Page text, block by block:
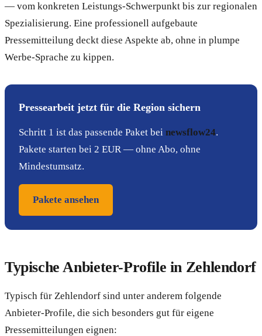
— vom konkreten Leistungs-Schwerpunkt bis zur regionalen
Spezialisierung. Eine professionell aufgebaute
Pressemitteilung deckt diese Aspekte ab, ohne in plumpe
Werbe-Sprache zu kippen.
Pressearbeit jetzt für die Region sichern
Schritt 1 ist das passende Paket bei newsflow24.
Pakete starten bei 2 EUR — ohne Abo, ohne
Mindestumsatz.
Pakete ansehen
Typische Anbieter-Profile in Zehlendorf
Typisch für Zehlendorf sind unter anderem folgende
Anbieter-Profile, die sich besonders gut für eigene
Pressemitteilungen eignen: